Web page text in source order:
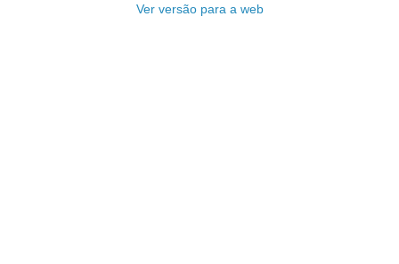
Ver versão para a web